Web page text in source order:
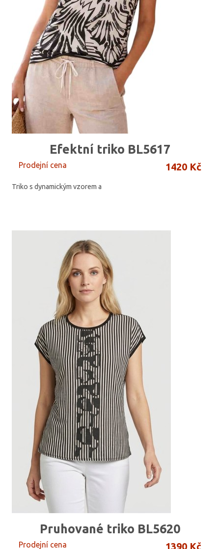
Efektní triko BL5617
Prodejní cena 1420 Kč
Triko s dynamickým vzorem a
Pruhované triko BL5620
Prodejní cena 1390 Kč